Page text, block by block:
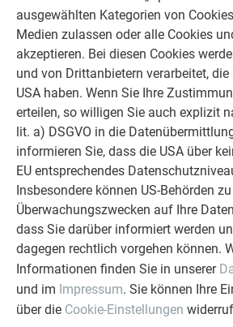
ausgewählten Kategorien von
Medien zulassen oder alle Cookies
akzeptieren. Bei diesen Cookies
und von Drittanbietern verarbeitet,
USA haben. Wenn Sie Ihre
erteilen, so willigen Sie auch explizit
lit. a) DSGVO in die
informieren Sie, dass die USA über
EU entsprechendes
Insbesondere können US-Behörden
Überwachungszwecken auf Ihre
dass Sie darüber informiert werden
dagegen rechtlich vorgehen können.
Informationen finden Sie in unserer
und im Impressum. Sie können Ihre
über die Cookie-Einstellungen
Ob Bauherr, Sanierer, Verarbeiter
Architekt - die Zufriedenheit all
unserer Kunden liegt uns am
Deshalb versuchen wir als PREFA
allen Phasen Ihres Projektes als
starker Begleiter zur Seite zu
Überzeugen Sie sich selbst!
ERFAHRUNGSBERICHTE LESEN
PREFA SANIERUNGSGALERIE
OBJEKTE VOR UND NACH DER SANIERUNG